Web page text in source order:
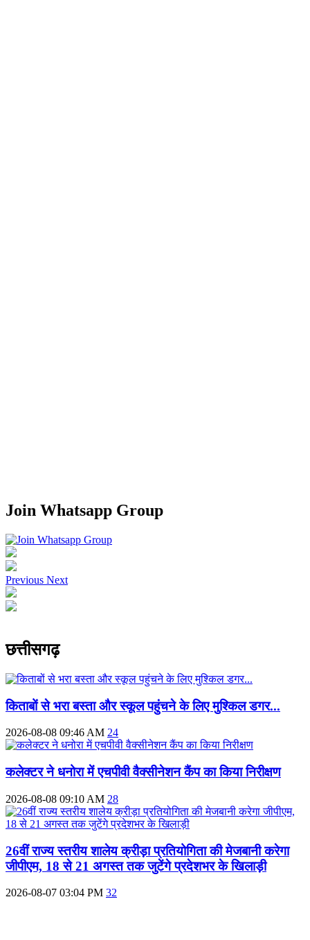
Join Whatsapp Group
Previous Next
छत्तीसगढ़
किताबों से भरा बस्ता और स्कूल पहुंचने के लिए मुश्किल डगर...
2026-08-08 09:46 AM 24
कलेक्टर ने धनोरा में एचपीवी वैक्सीनेशन कैंप का किया निरीक्षण
2026-08-08 09:10 AM 28
26वीं राज्य स्तरीय शालेय क्रीड़ा प्रतियोगिता की मेजबानी करेगा
जीपीएम, 18 से 21 अगस्त तक जुटेंगे प्रदेशभर के खिलाड़ी
2026-08-07 03:04 PM 32